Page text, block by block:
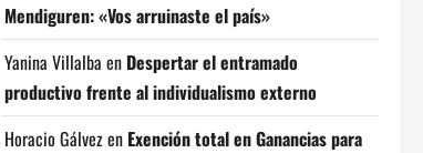
Mendiguren: «Vos arruinaste el país»
Yanina Villalba en Despertar el entramado
productivo frente al individualismo externo
Horacio Gálvezen Exención total en Ganancias para